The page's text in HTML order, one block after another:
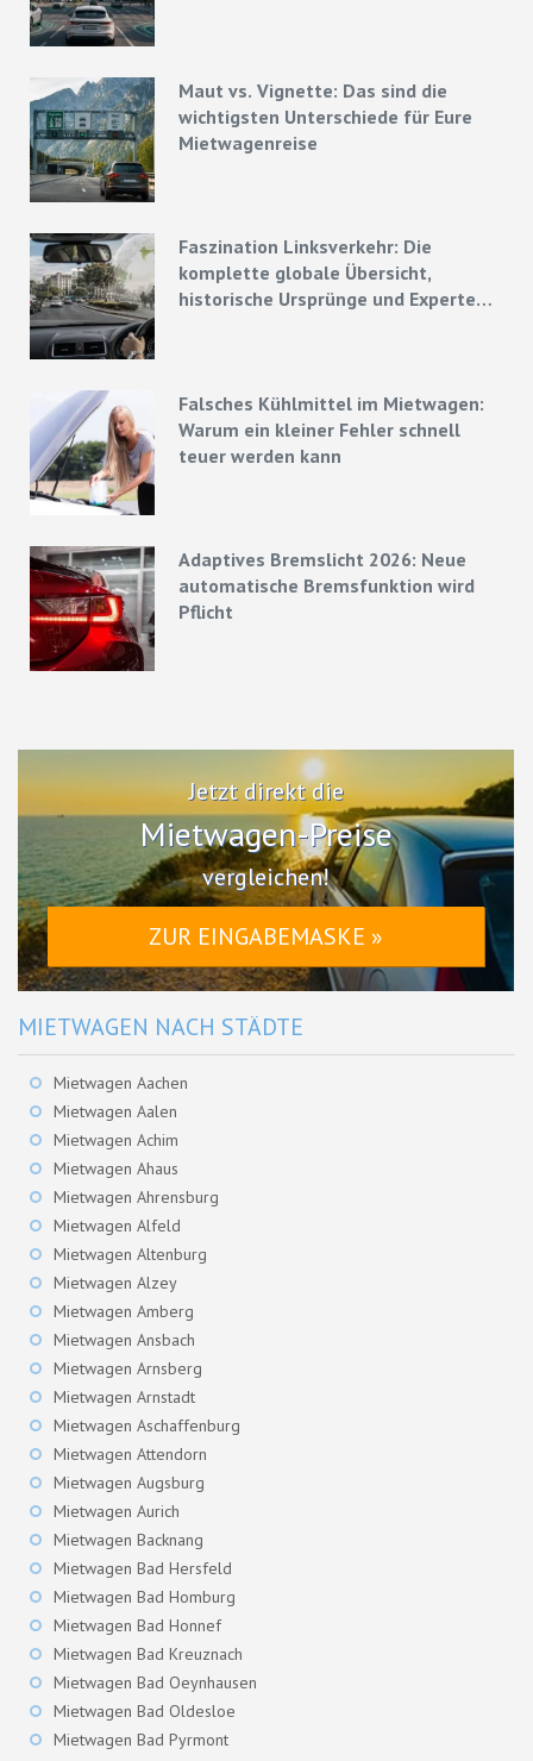
Maut vs. Vignette: Das sind die
wichtigsten Unterschiede für Eure
Mietwagenreise
Faszination Linksverkehr: Die
komplette globale Übersicht,
historische Ursprünge und Experten-
Falsches Kühlmittel im Mietwagen:
Warum ein kleiner Fehler schnell
teuer werden kann
Adaptives Bremslicht 2026: Neue
automatische Bremsfunktion wird
Pflicht
Jetzt direkt die
Mietwagen-Preise
vergleichen!
ZUR EINGABEMASKE »
MIETWAGEN NACH STÄDTE
Mietwagen Aachen
Mietwagen Aalen
Mietwagen Achim
Mietwagen Ahaus
Mietwagen Ahrensburg
Mietwagen Alfeld
Mietwagen Altenburg
Mietwagen Alzey
Mietwagen Amberg
Mietwagen Ansbach
Mietwagen Arnsberg
Mietwagen Arnstadt
Mietwagen Aschaffenburg
Mietwagen Attendorn
Mietwagen Augsburg
Mietwagen Aurich
Mietwagen Backnang
Mietwagen Bad Hersfeld
Mietwagen Bad Homburg
Mietwagen Bad Honnef
Mietwagen Bad Kreuznach
Mietwagen Bad Oeynhausen
Mietwagen Bad Oldesloe
Mietwagen Bad Pyrmont